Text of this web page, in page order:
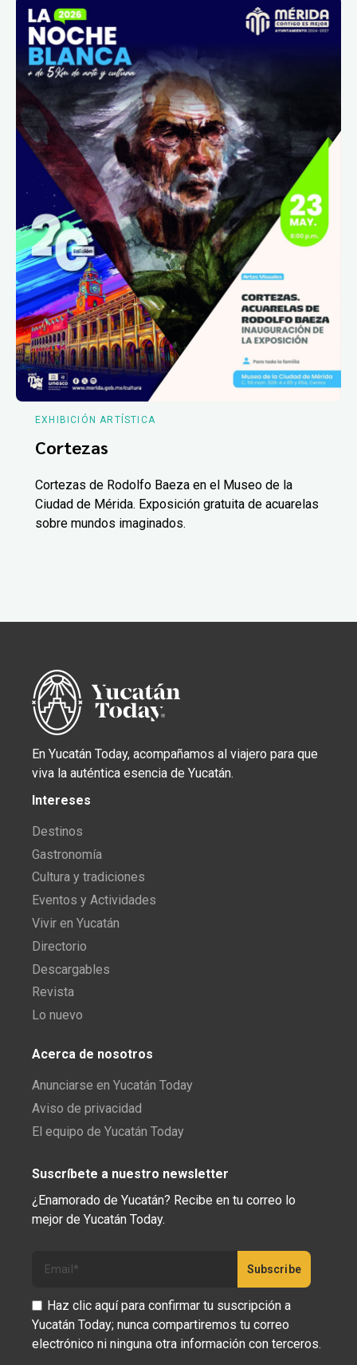
EXHIBICIÓN ARTÍSTICA
Cortezas
Cortezas de Rodolfo Baeza en el Museo de la
Ciudad de Mérida. Exposición gratuita de acuarelas
sobre mundos imaginados.
En Yucatán Today, acompañamos al viajero para que
viva la auténtica esencia de Yucatán.
Intereses
Destinos
Gastronomía
Cultura y tradiciones
Eventos y Actividades
Vivir en Yucatán
Directorio
Descargables
Revista
Lo nuevo
Acerca de nosotros
Anunciarse en Yucatán Today
Aviso de privacidad
El equipo de Yucatán Today
Suscríbete a nuestro newsletter
¿Enamorado de Yucatán? Recibe en tu correo lo
mejor de Yucatán Today.
Haz clic aquí para confirmar tu suscripción a
Yucatán Today; nunca compartiremos tu correo
electrónico ni ninguna otra información con terceros.